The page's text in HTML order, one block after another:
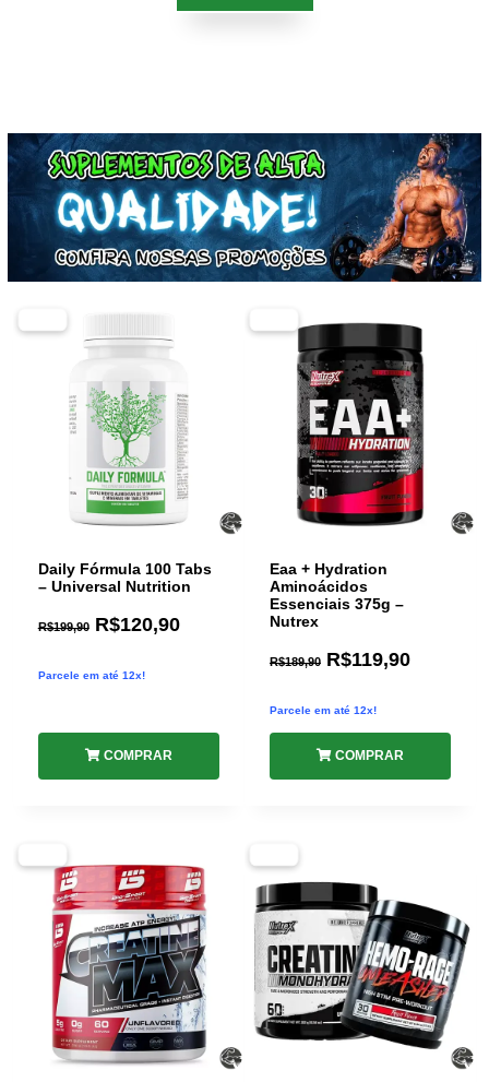
Daily Fórmula 100 Tabs
– Universal Nutrition
R$199,90 R$120,90
Parcele em até 12x!
COMPRAR
Eaa + Hydration
Aminoácidos
Essenciais 375g –
Nutrex
R$189,90 R$119,90
Parcele em até 12x!
COMPRAR